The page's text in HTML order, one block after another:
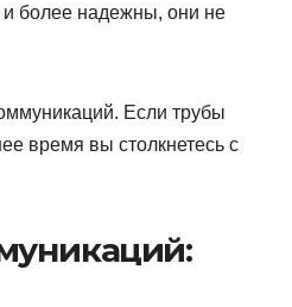
более надежны, они не
Если трубы
время вы столкнетесь с